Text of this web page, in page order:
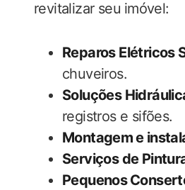
revitalizar seu ⁤imóvel:
Reparos Elétricos
chuveiros.
Soluções
‌registros e​ sifões.
Montagem⁣ e
Serviços de
Pequenos